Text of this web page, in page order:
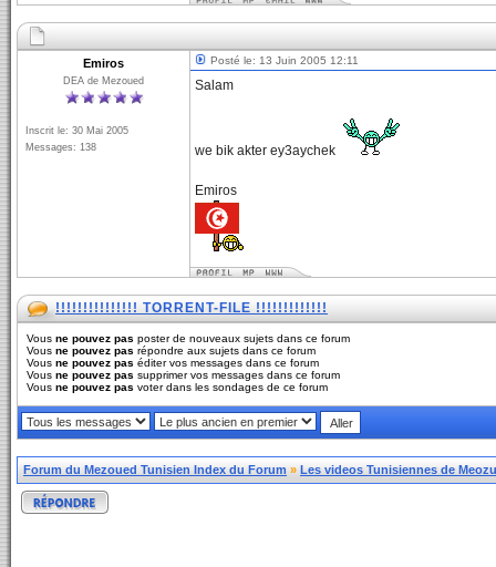
Emiros
DEA de Mezoued
Inscrit le: 30 Mai 2005
Messages: 138
Posté le: 13 Juin 2005 12:11
Salam
we bik akter ey3aychek
Emiros
!!!!!!!!!!!!!!! TORRENT-FILE !!!!!!!!!!!!!
Vous ne pouvez pas poster de nouveaux sujets dans ce forum
Vous ne pouvez pas répondre aux sujets dans ce forum
Vous ne pouvez pas éditer vos messages dans ce forum
Vous ne pouvez pas supprimer vos messages dans ce forum
Vous ne pouvez pas voter dans les sondages de ce forum
Forum du Mezoued Tunisien Index du Forum » Les videos Tunisiennes de